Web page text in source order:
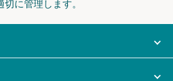
切に管理します。